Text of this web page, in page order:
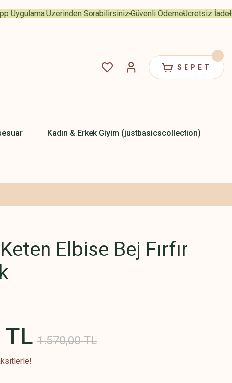
Üzerinden Sorabilirsiniz.Güvenli ÖdemeÜcretsiz İade Her
SEPET
Kadın & Erkek Giyim (justbasicscollection)
Elbise Bej Fırfır
1.570,00 TL